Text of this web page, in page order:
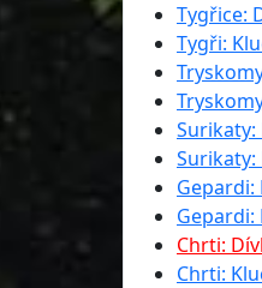
Tygřice:
Tygři:
Surikaty:
Surikaty:
Gepardi:
Gepardi:
Chrti:
Chrti: